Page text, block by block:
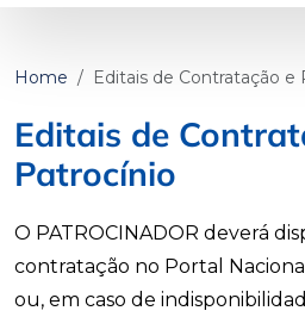
Home Editais de Contratação e
Editais de
Patrocínio
O PATROCINADOR deverá
contratação no Portal
ou, em caso de